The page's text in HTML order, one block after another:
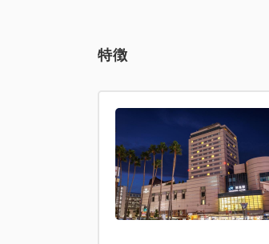
特徴